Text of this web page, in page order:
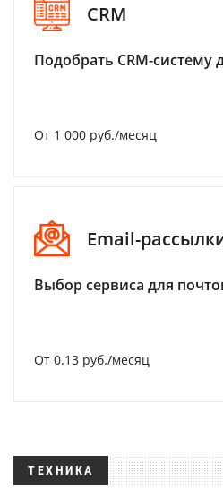
CRM
Подобрать CRM-систему
От 1 000 руб./месяц
Email-
Выбор сервиса для
От 0.13 руб./месяц
ТЕХНИКА